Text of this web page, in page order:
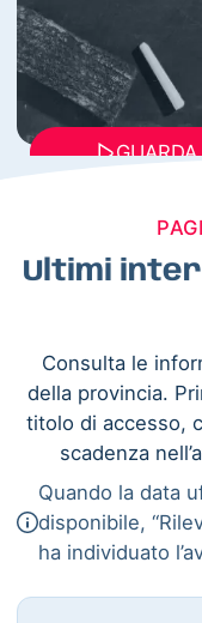
Ultimi
Consulta le
della provincia.
titolo di accesso,
scadenza
Quando la data
disponibile,
ha individuato